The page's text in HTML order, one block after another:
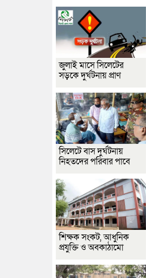
জুলাই মাসে সিলেটের
সড়কে দুর্ঘটনায় প্রাণ
সিলেটে বাস দুর্ঘটনায়
নিহতদের পরিবার পাবে
শিক্ষক সংকট, আধুনিক
প্রযুক্তি ও অবকাঠামো